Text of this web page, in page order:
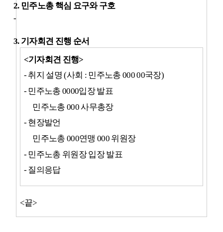
2. 민주노총 핵심 요구와 구호
-
3. 기자회견 진행 순서
<기자회견 진행>
- 취지 설명(사회 : 민주노총 000 00국장)
- 민주노총 0000입장 발표
민주노총 000사무총장
- 현장발언
민주노총 000연맹 000 위원장
- 민주노총 위원장 입장 발표
- 질의응답
<끝>